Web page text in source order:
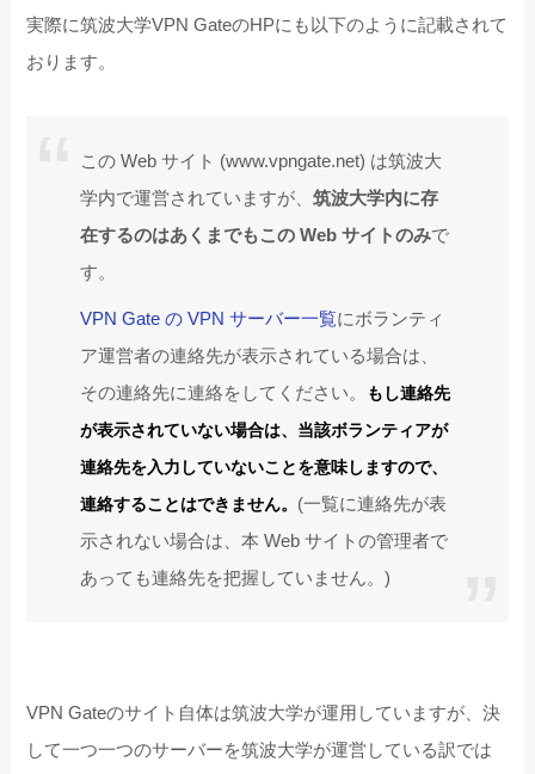
実際に筑波大学VPN GateのHPにも以下のように記載されて
おります。
この Web サイト (www.vpngate.net) は筑波大
学内で運営されていますが、筑波大学内に存
在するのはあくまでもこの Web サイトのみで
す。
VPN Gate の VPN サーバー一覧にボランティ
ア運営者の連絡先が表示されている場合は、
その連絡先に連絡をしてください。
もし連絡先
が表示されていない場合は、当該ボランティアが
連絡先を入力していないことを意味しますので、
連絡することはできません。 (一覧に連絡先が表
示されない場合は、本 Web サイトの管理者で
あっても連絡先を把握していません。)
VPN Gateのサイト自体は筑波大学が運用していますが、決
して一つ一つのサーバーを筑波大学が運営している訳では